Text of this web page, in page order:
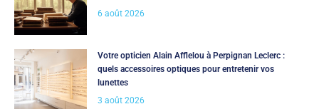
6 août 2026
Votre opticien Alain Afflelou à Perpignan Leclerc :
quels accessoires optiques pour entretenir vos
lunettes
3 août 2026